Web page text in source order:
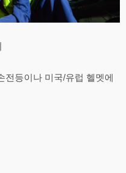
전등이나 미국/유럽 헬멧에